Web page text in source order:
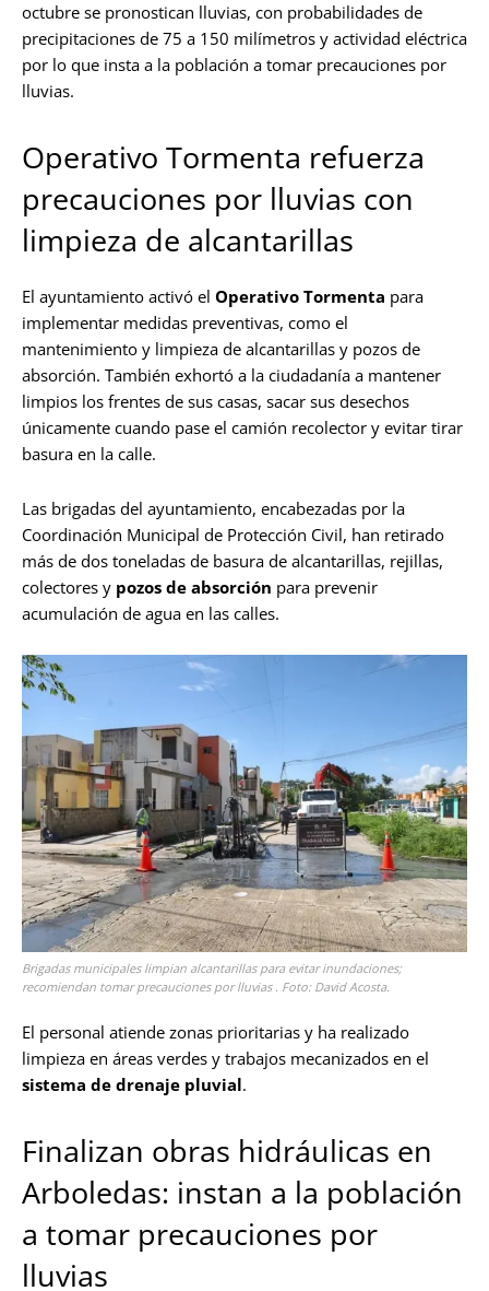
octubre se pronostican lluvias, con probabilidades de
precipitaciones de 75 a 150 milímetros y actividad eléctrica
por lo que insta a la población a tomar precauciones por
lluvias.
Operativo Tormenta refuerza
precauciones por lluvias con
limpieza de alcantarillas
El ayuntamiento activó el Operativo Tormenta para
implementar medidas preventivas, como el
mantenimiento y limpieza de alcantarillas y pozos de
absorción. También exhortó a la ciudadanía a mantener
limpios los frentes de sus casas, sacar sus desechos
únicamente cuando pase el camión recolector y evitar tirar
basura en la calle.
Las brigadas del ayuntamiento, encabezadas por la
Coordinación Municipal de Protección Civil, han retirado
más de dos toneladas de basura de alcantarillas, rejillas,
colectores y pozos de absorción para prevenir
acumulación de agua en las calles.
Brigadas municipales limpian alcantarillas para evitar inundaciones;
recomiendan tomar precauciones por lluvias . Foto: David Acosta.
El personal atiende zonas prioritarias y ha realizado
limpieza en áreas verdes y trabajos mecanizados en el
sistema de drenaje pluvial.
Finalizan obras hidráulicas en
Arboledas: instan a la población
a tomar precauciones por
lluvias